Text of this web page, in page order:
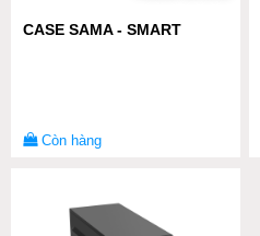
CASE SAMA - SMART
Còn hàng